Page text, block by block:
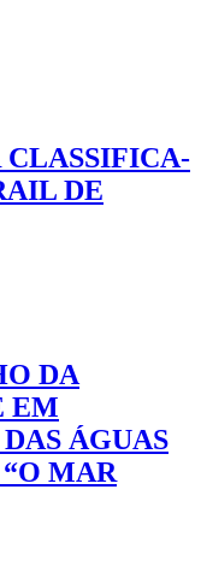
DE
DA
EM
ÁGUAS
MAR